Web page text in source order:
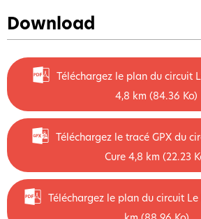
Download
Téléchargez le plan du circuit
4,8 km (84.36 Ko)
Téléchargez le tracé GPX du
Cure 4,8 km (22.23
Téléchargez le plan du circuit